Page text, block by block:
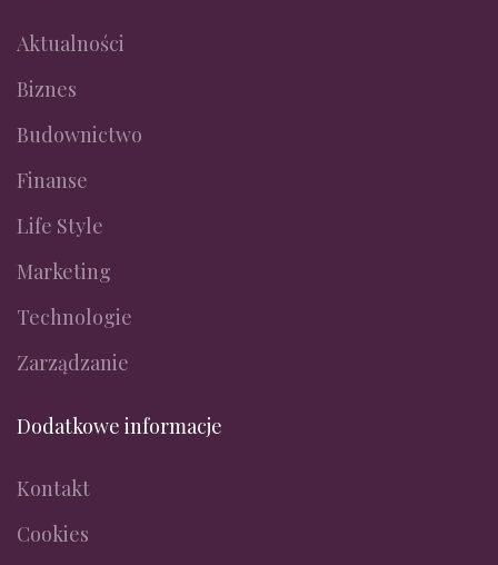
Aktualności
Biznes
Budownictwo
Finanse
Life Style
Marketing
Technologie
Zarządzanie
Dodatkowe informacje
Kontakt
Cookies